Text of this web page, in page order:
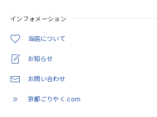
インフォメーション
当店について
お知らせ
お問い合わせ
京都ごりやく.com